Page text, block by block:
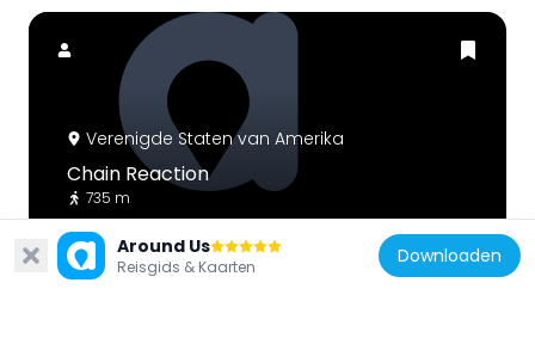
Verenigde Staten van Amerika
Chain Reaction
735 m
Around Us
Reisgids & Kaarten Downloaden